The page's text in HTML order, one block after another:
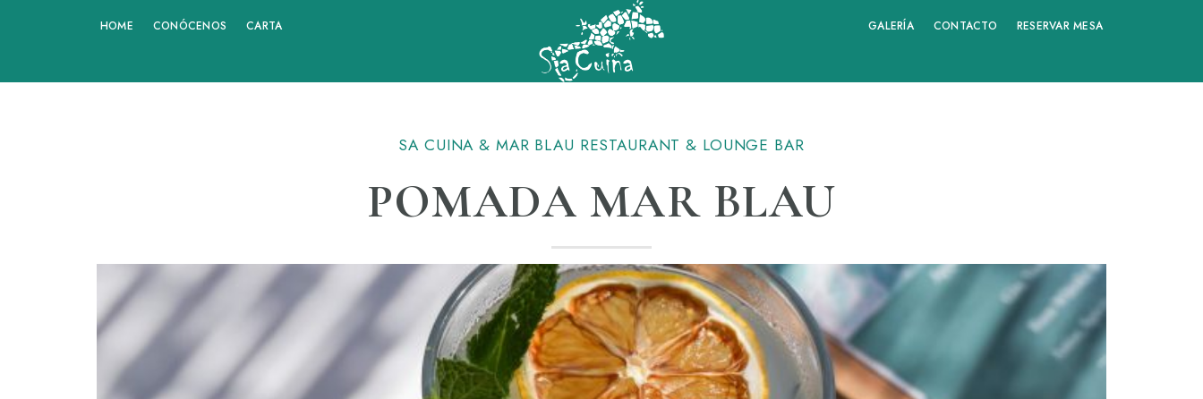
HOME CONÓCENOS CARTA GALERÍA CONTACTO RESERVAR MESA
SA CUINA & MAR BLAU RESTAURANT & LOUNGE BAR
POMADA MAR BLAU